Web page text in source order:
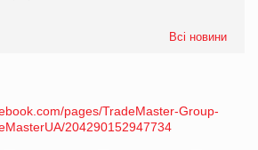
Всі новини